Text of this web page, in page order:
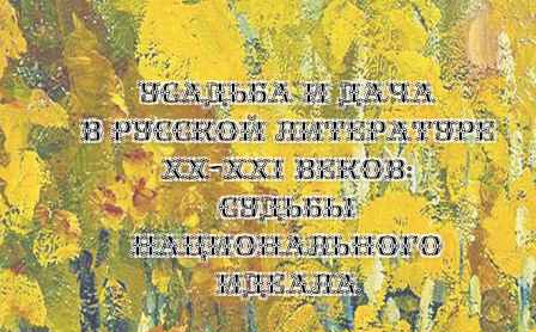
УСАДЬБА И ДАЧА
В РУССКОЙ ЛИТЕРАТУРЕ
XX-XXI ВЕКОВ:
СУДЬБЫ
НАЦИОНАЛЬНОГО
ИДЕАЛА